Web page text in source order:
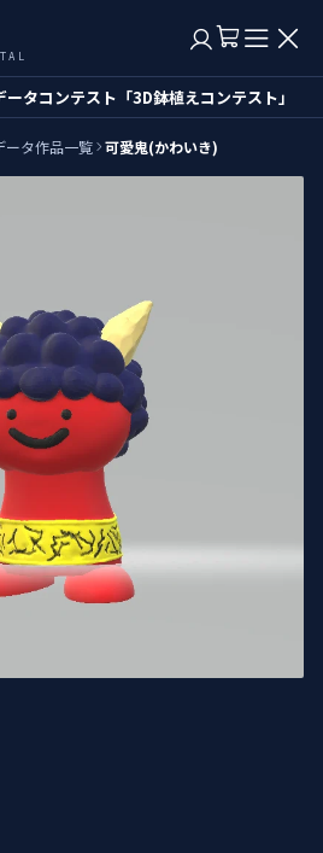
タコンテスト「3D鉢植えコンテスト」
ータ作品一覧 可愛鬼(かわいき)